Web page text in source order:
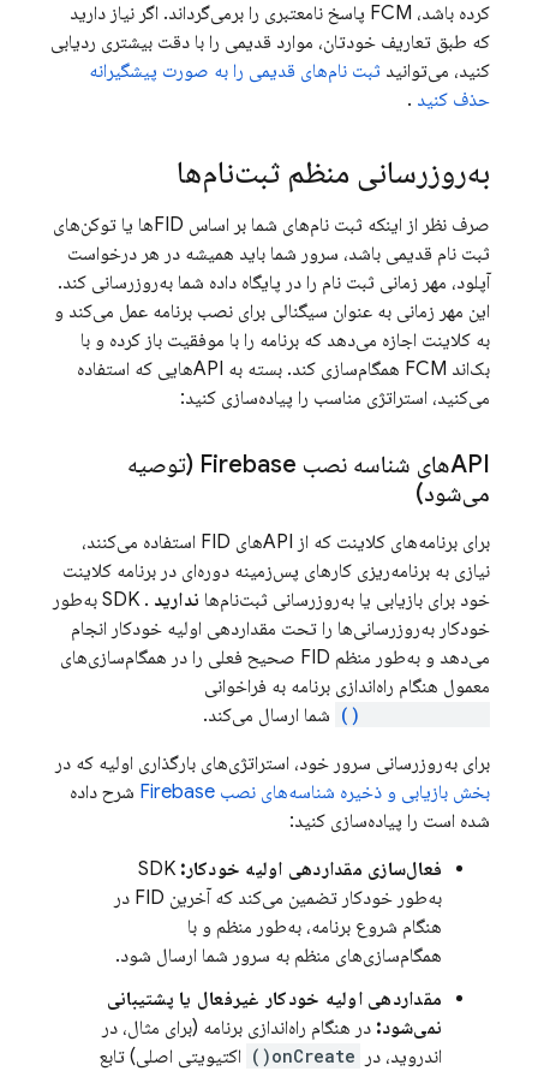
کرده باشد، FCM پاسخ نامعتبری را برمی‌گرداند. اگر نیاز دارید
که طبق تعاریف خودتان، موارد قدیمی را با دقت بیشتری ردیابی
کنید، می‌توانید ثبت نام‌های قدیمی را به صورت پیشگیرانه
حذف کنید .
به‌روزرسانی منظم ثبت‌نام‌ها
صرف نظر از اینکه ثبت نام‌های شما بر اساس FIDها یا توکن‌های
ثبت نام قدیمی باشد، سرور شما باید همیشه در هر درخواست
آپلود، مهر زمانی ثبت نام را در پایگاه داده شما به‌روزرسانی کند.
این مهر زمانی به عنوان سیگنالی برای نصب برنامه عمل می‌کند و
به کلاینت اجازه می‌دهد که برنامه را با موفقیت باز کرده و با
بک‌اند FCM
همگام‌سازی کند. بسته به APIهایی که استفاده
می‌کنید، استراتژی مناسب را پیاده‌سازی کنید:
APIهای شناسه نصب Firebase (توصیه
می‌شود)
برای برنامه‌های کلاینت که از APIهای FID استفاده می‌کنند،
نیازی به برنامه‌ریزی کارهای پس‌زمینه دوره‌ای در برنامه کلاینت
خود برای بازیابی یا به‌روزرسانی ثبت‌نام‌ها ندارید
. SDK به‌طور
خودکار به‌روزرسانی‌ها را تحت مقداردهی اولیه خودکار انجام
می‌دهد و به‌طور منظم FID صحیح فعلی را در همگام‌سازی‌های
معمول هنگام راه‌اندازی برنامه به فراخوانی
شما ارسال می‌کند.
برای به‌روزرسانی سرور خود، استراتژی‌های بارگذاری اولیه که در
بخش بازیابی و ذخیره شناسه‌های نصب Firebase
شرح داده
شده است را پیاده‌سازی کنید:
فعال‌سازی مقداردهی اولیه خودکار: SDK
به‌طور خودکار تضمین می‌کند که آخرین FID در
هنگام شروع برنامه، به‌طور منظم و با
همگام‌سازی‌های منظم به سرور شما ارسال شود.
مقداردهی اولیه خودکار غیرفعال یا پشتیبانی
نمی‌شود: در هنگام راه‌اندازی برنامه (برای مثال، در
اندروید، در
onCreate() اکتیویتی اصلی) تابع